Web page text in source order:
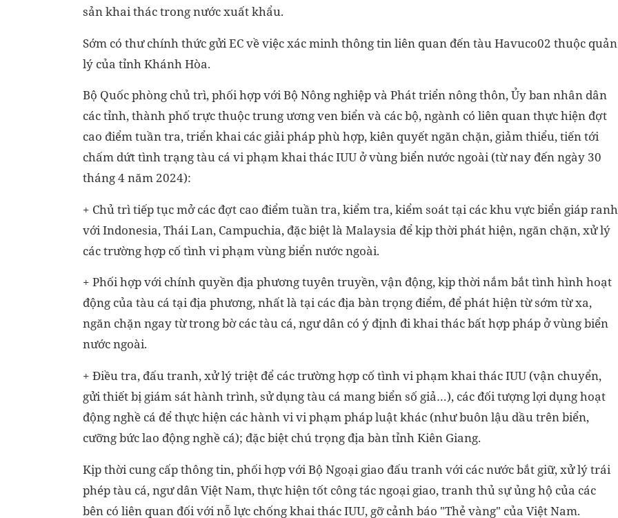
sản khai thác trong nước xuất khẩu.
Sớm có thư chính thức gửi EC về việc xác minh thông tin liên quan đến tàu Havuco02 thuộc quản
lý của tỉnh Khánh Hòa.
Bộ Quốc phòng chủ trì, phối hợp với Bộ Nông nghiệp và Phát triển nông thôn, Ủy ban nhân dân
các tỉnh, thành phố trực thuộc trung ương ven biển và các bộ, ngành có liên quan thực hiện đợt
cao điểm tuần tra, triển khai các giải pháp phù hợp, kiên quyết ngăn chặn, giảm thiểu, tiến tới
chấm dứt tình trạng tàu cá vi phạm khai thác IUU ở vùng biển nước ngoài (từ nay đến ngày 30
tháng 4 năm 2024):
+ Chủ trì tiếp tục mở các đợt cao điểm tuần tra, kiểm tra, kiểm soát tại các khu vực biển giáp ranh
với Indonesia, Thái Lan, Campuchia, đặc biệt là Malaysia để kịp thời phát hiện, ngăn chặn, xử lý
các trường hợp cố tình vi phạm vùng biển nước ngoài.
+ Phối hợp với chính quyền địa phương tuyên truyền, vận động, kịp thời nắm bắt tình hình hoạt
động của tàu cá tại địa phương, nhất là tại các địa bàn trọng điểm, để phát hiện từ sớm từ xa,
ngăn chặn ngay từ trong bờ các tàu cá, ngư dân có ý định đi khai thác bất hợp pháp ở vùng biển
nước ngoài.
+ Điều tra, đấu tranh, xử lý triệt để các trường hợp cố tình vi phạm khai thác IUU (vận chuyển,
gửi thiết bị giám sát hành trình, sử dụng tàu cá mang biển số giả…), các đối tượng lợi dụng hoạt
động nghề cá để thực hiện các hành vi vi phạm pháp luật khác (như buôn lậu dầu trên biển,
cưỡng bức lao động nghề cá); đặc biệt chú trọng địa bàn tỉnh Kiên Giang.
Kịp thời cung cấp thông tin, phối hợp với Bộ Ngoại giao đấu tranh với các nước bắt giữ, xử lý trái
phép tàu cá, ngư dân Việt Nam, thực hiện tốt công tác ngoại giao, tranh thủ sự ủng hộ của các
bên có liên quan đối với nỗ lực chống khai thác IUU, gỡ cảnh báo "Thẻ vàng" của Việt Nam.